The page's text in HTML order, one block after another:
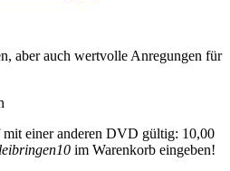
aber auch wertvolle Anregungen für
mit einer anderen DVD gültig: 10,00
leibringen10 im Warenkorb eingeben!